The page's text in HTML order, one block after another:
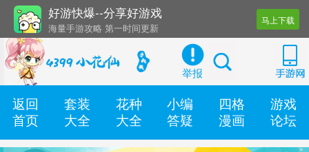
好游快爆--分享好游戏
海量手游攻略 第一时间更新
还有几十款实用辅助工具
马上下载
举报
返回
首页
套装
大全
花种
大全
小编
答疑
四格
漫画
游戏
论坛